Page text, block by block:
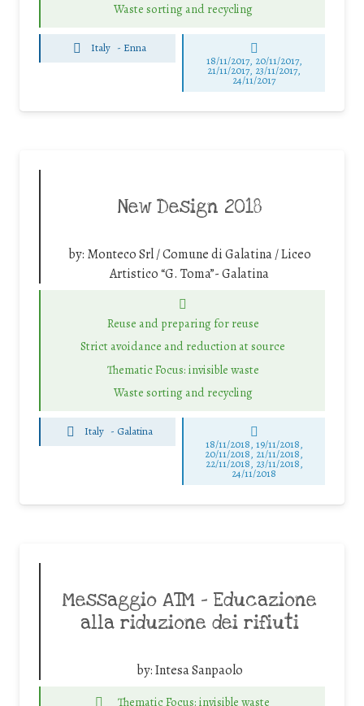
Waste sorting and recycling
Italy - Enna
18/11/2017, 20/11/2017,
21/11/2017, 23/11/2017,
24/11/2017
New Design 2018
by: Monteco Srl / Comune di Galatina / Liceo
Artistico “G. Toma”- Galatina
Reuse and preparing for reuse
Strict avoidance and reduction at source
Thematic Focus: invisible waste
Waste sorting and recycling
Italy - Galatina
18/11/2018, 19/11/2018,
20/11/2018, 21/11/2018,
22/11/2018, 23/11/2018,
24/11/2018
Messaggio ATM – Educazione
alla riduzione dei rifiuti
by:Intesa Sanpaolo
Thematic Focus: invisible waste